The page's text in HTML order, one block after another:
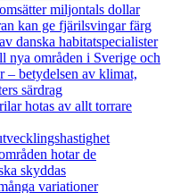
miljontals dollar
kan ge fjärilsvingar färg
danska habitatspecialister
nya områden i Sverige och
– betydelsen av klimat,
särdrag
hotas av allt torrare
hotar de
skyddas
variationer